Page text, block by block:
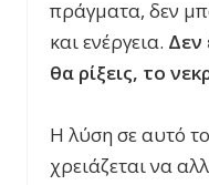
πράγματα, δεν
και ενέργεια. Δεν
θα ρίξεις, το
Η λύση σε αυτό
χρειάζεται να